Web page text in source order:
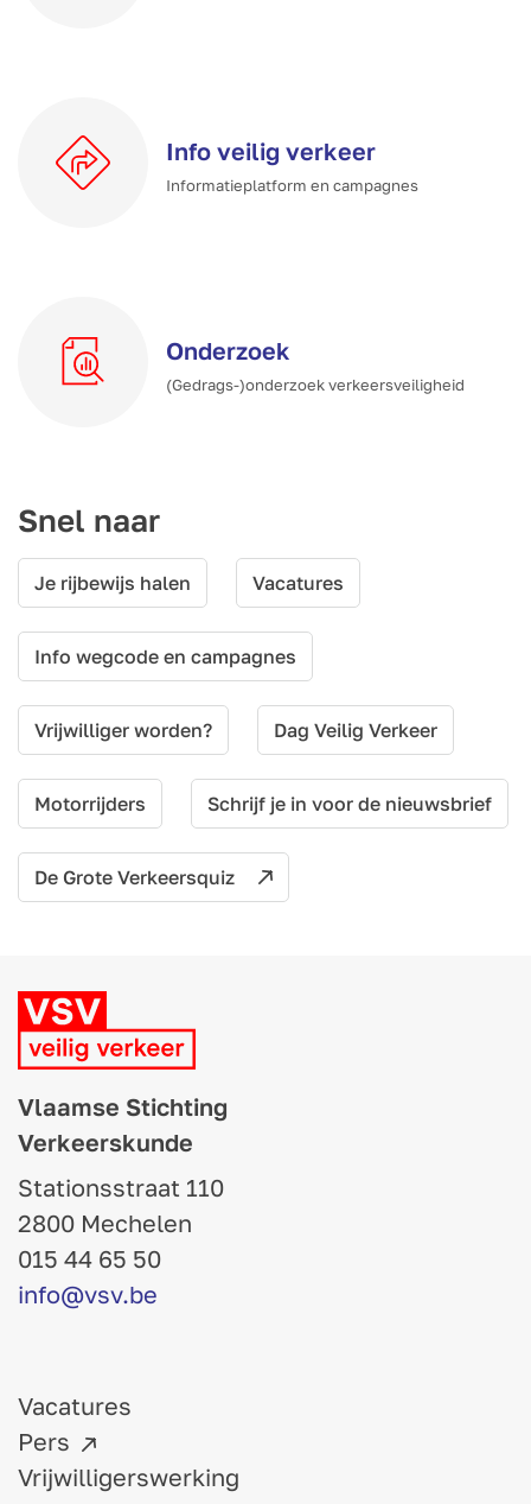
Info veilig verkeer
Informatieplatform en campagnes
Onderzoek
(Gedrags-)onderzoek verkeersveiligheid
Snel naar
Je rijbewijs halen Vacatures
Info wegcode en campagnes
Vrijwilliger worden? Dag Veilig Verkeer
Motorrijders Schrijf je in voor de nieuwsbrief
De Grote Verkeersquiz
Vlaamse Stichting
Verkeerskunde
Stationsstraat 110
2800 Mechelen
015 44 65 50
info@vsv.be
Vacatures
Pers
Vrijwilligerswerking